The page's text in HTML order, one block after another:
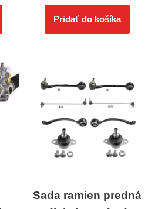
Pridať do košíka
Sada ramien predná